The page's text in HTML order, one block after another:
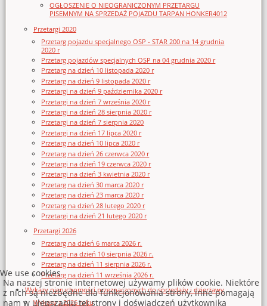
OGŁOSZENIE O NIEOGRANICZONYM PRZETARGU
PISEMNYM NA SPRZEDAŻ POJAZDU TARPAN HONKER4012
Przetargi 2020
Przetarg pojazdu specjalnego OSP - STAR 200 na 14 grudnia
2020 r
Przetarg pojazdów specjalnych OSP na 04 grudnia 2020 r
Przetarg na dzień 10 listopada 2020 r
Przetarg na dzień 9 listopada 2020 r
Przetargi na dzień 9 października 2020 r
Przetargi na dzień 7 września 2020 r
Przetargi na dzień 28 sierpnia 2020 r
Przetargi na dzień 7 sierpnia 2020
Przetargi na dzień 17 lipca 2020 r
Przetarg na dzień 10 lipca 2020 r
Przetarg na dzień 26 czerwca 2020 r
Przetargi na dzień 19 czerwca 2020 r
Przetargi na dzień 3 kwietnia 2020 r
Przetarg na dzień 30 marca 2020 r
Przetarg na dzień 23 marca 2020 r
Przetarg na dzień 28 lutego 2020 r
Przetargi na dzień 21 lutego 2020 r
Przetargi 2026
Przetarg na dzień 6 marca 2026 r.
Przetargi na dzień 10 sierpnia 2026 r.
Przetarg na dzień 11 sierpnia 2026 r.
Przetarg na dzień 11 września 2026 r.
Wykazy nieruchomości przeznaczonych do sprzedaży i dzierżawy
Wykazy z 2026 roku
We use cookies
Na naszej stronie internetowej używamy plików cookie. Niektóre
z nich są niezbędne dla funkcjonowania strony, inne pomagają
nam w ulepszaniu tej strony i doświadczeń użytkownika